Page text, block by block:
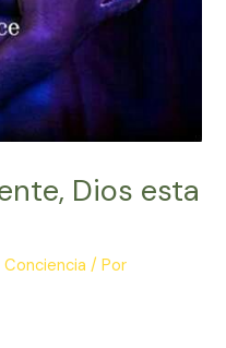
Dios esta
/ Por